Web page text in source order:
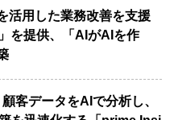
活用した業務改善を支援
を提供、「AIがAIを作
客データをAIで分析し、